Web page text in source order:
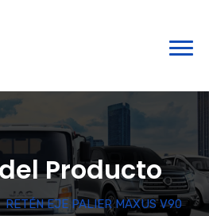
Producto
RETÉN EJE PALIER MAXUS V90